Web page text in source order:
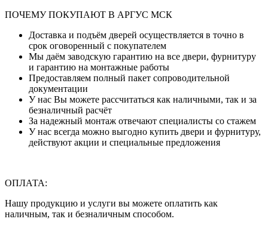
ПОЧЕМУ ПОКУПАЮТ В АРГУС МСК
Доставка и подъём дверей осуществляется в точно в
срок оговоренный с покупателем
Мы даём заводскую гарантию на все двери, фурнитуру
и гарантию на монтажные работы
Предоставляем полный пакет сопроводительной
документации
У нас Вы можете рассчитаться как наличными, так и за
безналичный расчёт
За надежный монтаж отвечают специалисты со стажем
У нас всегда можно выгодно купить двери и фурнитуру,
действуют акции и специальные предложения
ОПЛАТА:
Нашу продукцию и услуги вы можете оплатить как
наличным, так и безналичным способом.